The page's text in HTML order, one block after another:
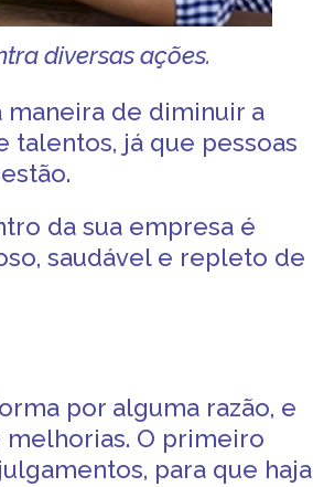
diversas ações.
de diminuir a
talentos, já que pessoas
da sua empresa é
saudável e repleto de
por alguma razão, e
O primeiro
para que haja